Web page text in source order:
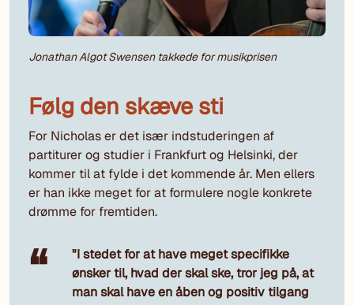
Jonathan Algot Swensen takkede for musikprisen
Følg den skæve sti
For Nicholas er det især indstuderingen af
partiturer og studier i Frankfurt og Helsinki, der
kommer til at fylde i det kommende år. Men ellers
er han ikke meget for at formulere nogle konkrete
drømme for fremtiden.
"I stedet for at have meget specifikke
ønsker til, hvad der skal ske, tror jeg på, at
man skal have en åben og positiv tilgang